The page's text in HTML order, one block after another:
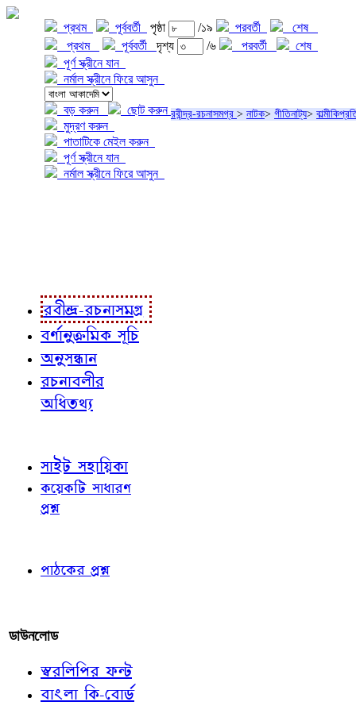
প্রথম পূর্ববর্তী পৃষ্ঠা /১৯ পরবর্তী
শেষ
প্রথম
পূর্ববর্তী দৃশ্য /৬ পরবর্তী
শেষ
পূর্ণ স্ক্রীনে যান
নর্মাল স্ক্রীনে ফিরে আসুন
বড় করুন
ছোট করুন
মুদ্রণ করুন
পাতাটিকে মেইল করুন
পূর্ণ স্ক্রীনে যান
নর্মাল স্ক্রীনে ফিরে আসুন
রবীন্দ্র-রচনাসমগ্র > নাটক> গীতিনাট্য>
রবীন্দ্র-রচনাসমগ্র
বর্ণানুক্রমিক সূচি
অনুসন্ধান
রচনাবলীর
অধিতথ্য
সাইট সহায়িকা
কয়েকটি সাধারণ
প্রশ্ন
পাঠকের প্রশ্ন
ডাউনলোড
স্বরলিপির ফন্ট
বাংলা কি-বোর্ড